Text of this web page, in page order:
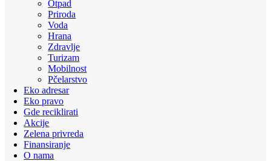
Otpad
Priroda
Voda
Hrana
Zdravlje
Turizam
Mobilnost
Pčelarstvo
Eko adresar
Eko pravo
Gde reciklirati
Akcije
Zelena privreda
Finansiranje
O nama